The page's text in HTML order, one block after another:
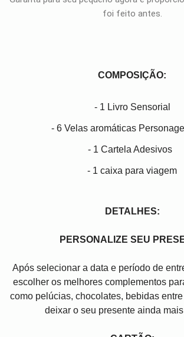
foi feito antes.
COMPOSIÇÃO:
- 1 Livro Sensorial
- 6 Velas aromáticas
- 1 Cartela Adesivos
- 1 caixa para viagem
DETALHES:
PERSONALIZE SEU
Após selecionar a data e período de
escolher os melhores complementos
como pelúcias, chocolates, bebidas
deixar o seu presente ainda